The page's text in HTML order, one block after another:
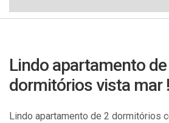
Lindo apartamento
dormitórios vista mar
Lindo apartamento de 2 dormitórios